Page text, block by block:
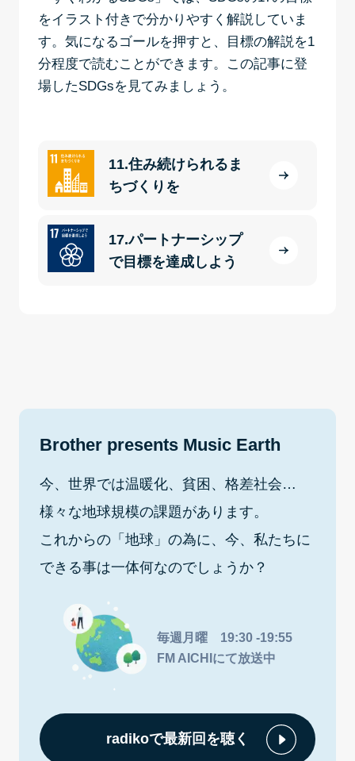
をイラスト付きで分かりやすく解説していま
す。気になるゴールを押すと、目標の解説を1
分程度で読むことができます。この記事に登
場したSDGsを見てみましょう。
11.住み続けられるま
ちづくりを
17.パートナーシップ
で目標を達成しよう
Brother presents Music Earth
今、世界では温暖化、貧困、格差社会…
様々な地球規模の課題があります。
これからの「地球」の為に、今、私たちに
できる事は一体何なのでしょうか？
毎週月曜 19:30 -19:55
FM AICHIにて放送中
radikoで最新回を聴く